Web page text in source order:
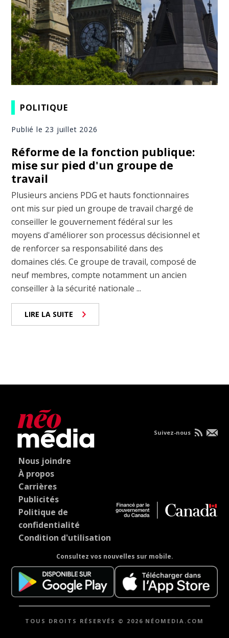
POLITIQUE
Publié le 23 juillet 2026
Réforme de la fonction publique:
mise sur pied d'un groupe de
travail
Plusieurs anciens PDG et hauts fonctionnaires
ont mis sur pied un groupe de travail chargé de
conseiller le gouvernement fédéral sur les
moyens d'améliorer son processus décisionnel et
de renforcer sa responsabilité dans des
domaines clés. Ce groupe de travail, composé de
neuf membres, compte notamment un ancien
conseiller à la sécurité nationale ...
LIRE LA SUITE
Nous joindre
À propos
Carrières
Publicités
Politique de
confidentialité
Condition d'utilisation
Consultez vos nouvelles sur mobile.
Suivez-nous
TOUS DROITS RÉSERVÉS © 2026 NÉOMEDIA.COM